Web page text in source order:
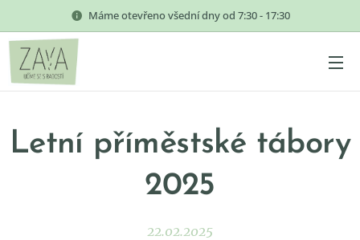
Máme otevřeno všední dny od 7:30 - 17:30
Letní příměstské tábory
2025
22.02.2025